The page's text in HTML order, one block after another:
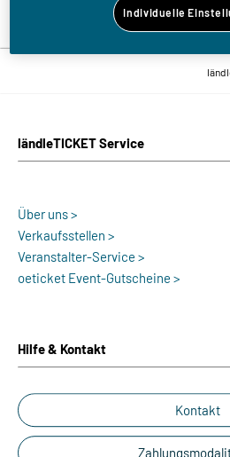
Zurück zur
ländleTICKET Service
Über uns >
Verkaufsstellen >
Veranstalter-Service >
oeticket Event-Gutscheine >
Hilfe & Kontakt
Kontakt
Individuelle